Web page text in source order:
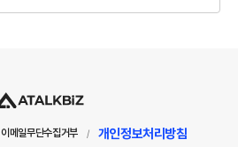
이메일무단수집거부 / 개인정보처리방침